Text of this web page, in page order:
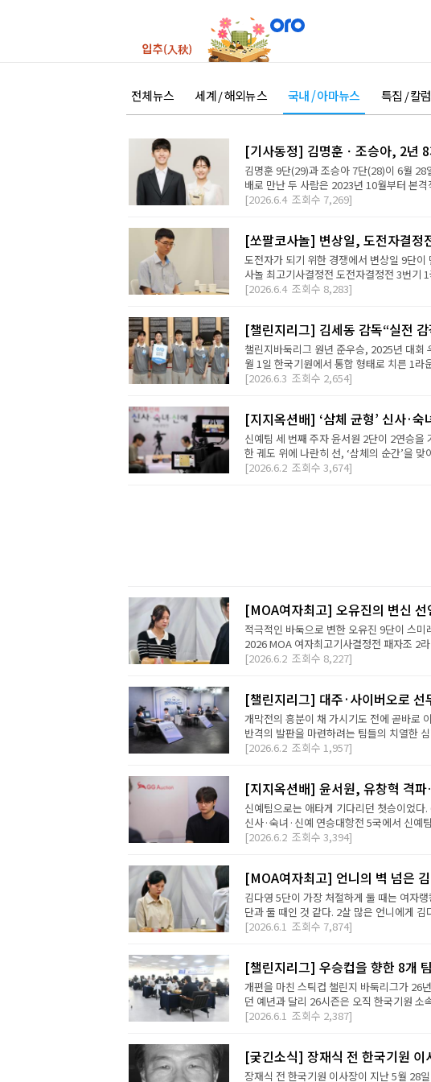
전체뉴스 세계 / 해외뉴스 국내 / 아마뉴스 특집 / 칼럼
[기사동정] 김명훈ㆍ조승아, 2년
김명훈 9단(29)과 조승아 7단(28)이 6월
배로 만난 두 사람은 2023년 10월부터 본
[2026.6.4 조회수 7,269]
[쏘팔코사놀] 변상일, 도전자결정
도전자가 되기 위한 경쟁에서 변상일 9단
사놀 최고기사결정전 도전자결정전 3번기
[2026.6.4 조회수 8,283]
[챌린지리그] 김세동 감독“실전
챌린지바둑리그 원년 준우승, 2025년 대회
월 1일 한국기원에서 통합 형태로 치른 1
[2026.6.3 조회수 2,654]
[지지옥션배] ‘삼체 균형’ 신사·
신예팀 세 번째 주자 윤서원 2단이 2연승
한 궤도 위에 나란히 선, ‘삼체의 순간’을 맞
[2026.6.2 조회수 3,674]
[MOA여자최고] 오유진의 변신
적극적인 바둑으로 변한 오유진 9단이 스
2026 MOA 여자최고기사결정전 패자조 2
[2026.6.2 조회수 8,227]
[챌린지리그] 대주·사이버오로
개막전의 흥분이 채 가시기도 전에 곧바로
반격의 발판을 마련하려는 팀들의 치열한
[2026.6.2 조회수 1,957]
[지지옥션배] 윤서원, 유창혁 격
신예팀으로는 애타게 기다리던 첫승이었
신사·숙녀·신예 연승대항전 5국에서 신예
[2026.6.2 조회수 3,394]
[MOA여자최고] 언니의 벽 넘은
김다영 5단이 가장 처절하게 둘 때는 여자
단과 둘 때인 것 같다. 2살 많은 언니에게
[2026.6.1 조회수 7,874]
[챌린지리그] 우승컵을 향한 8개
개편을 마친 스틱컵 챌린지 바둑리그가 26
던 예년과 달리 26시즌은 오직 한국기원 소
[2026.6.1 조회수 2,387]
[궂긴소식] 장재식 전 한국기원 이
장재식 전 한국기원 이사장이 지난 5월 28